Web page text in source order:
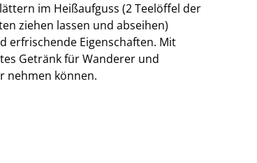
im Heißaufguss (2 Teelöffel der
ziehen lassen und abseihen)
erfrischende Eigenschaften. Mit
Getränk für Wanderer und
nehmen können.